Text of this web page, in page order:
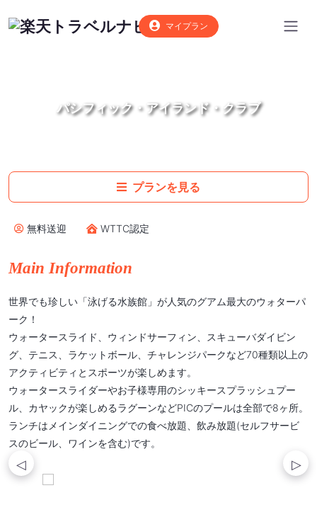
マイプラン
パシフィック・アイランド・クラブ
プランを見る
無料送迎 WTTC認定
Main Information
世界でも珍しい「泳げる水族館」が人気のグアム最大のウォターパ
ーク！
ウォータースライド、ウィンドサーフィン、スキューバダイビン
グ、テニス、ラケットボール、チャレンジパークなど70種類以上の
アクティビティとスポーツが楽しめます。
ウォータースライダーやお子様専用のシッキースプラッシュプー
ル、カヤックが楽しめるラグーンなどPICのプールは全部で8ヶ所。
ランチはメインダイニングでの食べ放題、飲み放題(セルフサービ
スのビール、ワインを含む)です。